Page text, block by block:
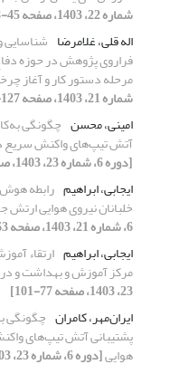
شماره 22، 1403، صفحه 45-68]
اله قلی، غلامرضا
فراروی پژوهش در حوزه
مرحله دستور کار و آغاز
شماره 21، 1403، صفحه 127-154]
امینی، محسن چگونگی
آتش تیپ‌های واکنش سریع
[دوره 6، شماره 23، 1403، صفحه 53-76]
ایجابی، ابراهیم رابطه هوش
خلبانان نیروی هوایی ارتش
6، شماره 21، 1403، صفحه 63-93]
ایجابی، ابراهیم ارتقاء
مرکز آموزش و بهداشت و
23، 1403، صفحه 77-101]
ایران‌مهر، کامران چگونگی
پشتیبانی آتش تیپ‌های
هوایی[دوره 6، شماره 23، 1403، صفحه 53-76]